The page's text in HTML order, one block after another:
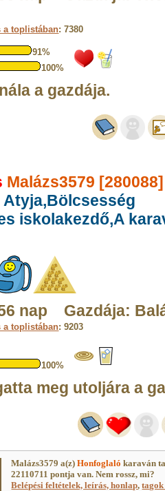
a toplistában: 7380
91%
100%
a gazdája.
Malázs3579 [280088]
iskolakezdő,A
nap Gazdája:
a toplistában: 9203
100%
meg utoljára a
Malázs3579 a(z)Honfoglaló karaván
22110711 pontja van. Nem rossz, mi?
Belépési feltételek, leírás, honlap,